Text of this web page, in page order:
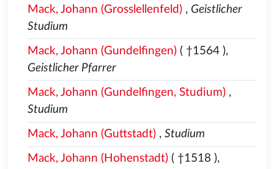
Mack, Johann (Grosslellenfeld), Geistlicher
Studium
Mack, Johann (Gundelfingen)( †1564 ),
Geistlicher Pfarrer
Mack, Johann (Gundelfingen, Studium),
Studium
Mack, Johann (Guttstadt), Studium
Mack, Johann (Hohenstadt)( †1518 ),